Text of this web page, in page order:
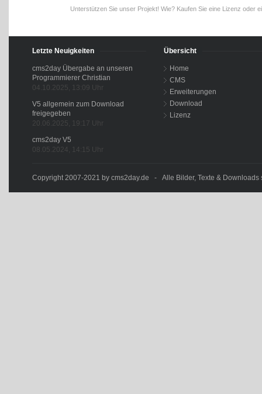
Unterstützen Sie unser Projekt! Wie? Kaufen Sie eine Lizenz oder
Letzte Neuigkeiten
cms2day Übergabe an unseren
Programmierer Christian
04.10.2025, 13:09 Uhr
V5 allgemein zum Download
freigegeben
20.06.2025, 19:17 Uhr
cms2day V5
08.05.2024, 14:15 Uhr
Übersicht
Home
CMS
Erweiterungen
Download
Lizenz
Copyright 2007-2021 by cms2day.de - Alle Bilder, Texte & Downloads